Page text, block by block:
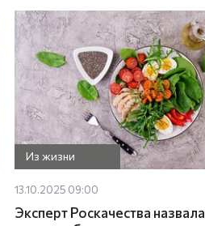
Из жизни
13.10.2025 09:00
Эксперт Роскачества назвала